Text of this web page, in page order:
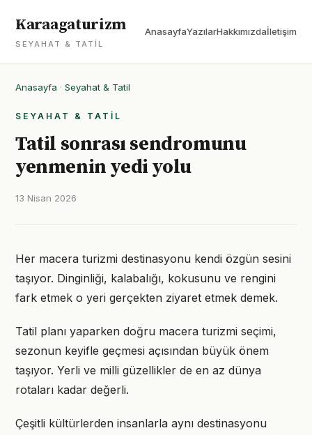
Karaagaturizm
SEYAHAT & TATIL
AnasayfaYazılarHakkımızdaİletişim
Anasayfa · Seyahat & Tatil
SEYAHAT & TATIL
Tatil sonrası sendromunu
yenmenin yedi yolu
13 Nisan 2026
Her macera turizmi destinasyonu kendi özgün sesini
taşıyor. Dinginliği, kalabalığı, kokusunu ve rengini
fark etmek o yeri gerçekten ziyaret etmek demek.
Tatil planı yaparken doğru macera turizmi seçimi,
sezonun keyifle geçmesi açısından büyük önem
taşıyor. Yerli ve milli güzellikler de en az dünya
rotaları kadar değerli.
Çeşitli kültürlerden insanlarla aynı destinasyonu